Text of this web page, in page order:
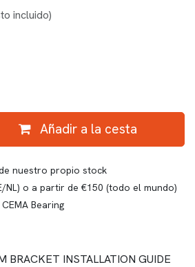
incluido)
Añadir a la cesta
nuestro propio stock
NL) o a partir de €150 (todo el mundo)
Bearing
BRACKET INSTALLATION GUIDE